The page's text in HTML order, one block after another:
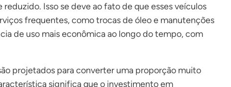
Isso se deve ao fato de que esses veículos
frequentes, como trocas de óleo e manutenções
de uso mais econômica ao longo do tempo, com
projetados para converter uma proporção muito
significa que o investimento em